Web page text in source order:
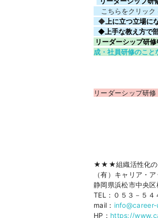
こちらをクリッ
◆ 上に立つ立場
◆ 上手な教え方で
リーダーシップ研
成・社員研修のこ
リーダーシップ研
★★★組織活性化
（有）キャリア・
静岡県浜松市中央
TEL：０５３－５４
mail：
HP： https://